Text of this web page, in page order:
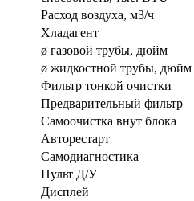
Расход воздуха, м3/ч
Хладагент
ø газовой трубы, дюйм
ø жидкостной трубы, дюйм
Фильтр тонкой очистки
Предварительный фильтр
Самоочистка внут блока
Авторестарт
Самодиагностика
Пульт Д/У
Дисплей